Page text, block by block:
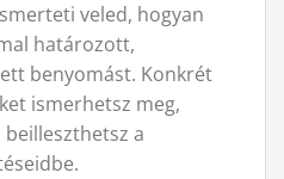
veled, hogyan
határozott,
benyomást. Konkrét
ismerhetsz meg,
a